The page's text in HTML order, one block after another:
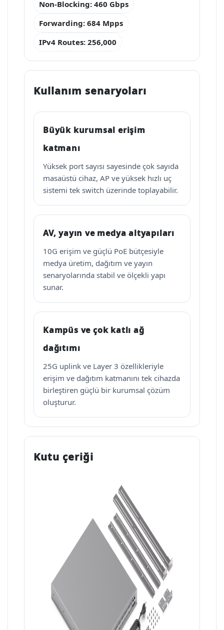
Non-Blocking: 460 Gbps
Forwarding: 684 Mpps
IPv4 Routes: 256,000
Kullanım senaryoları
Büyük kurumsal erişim
katmanı
Yüksek port sayısı sayesinde çok sayıda
masaüstü cihaz, AP ve yüksek hızlı uç
sistemi tek switch üzerinde toplayabilir.
AV, yayın ve medya altyapıları
10G erişim ve güçlü PoE bütçesiyle
medya üretim, dağıtım ve yayın
senaryolarında stabil ve ölçekli yapı
sunar.
Kampüs ve çok katlı ağ
dağıtımı
25G uplink ve Layer 3 özellikleriyle
erişim ve dağıtım katmanını tek cihazda
birleştiren güçlü bir kurumsal çözüm
oluşturur.
Kutu çeriği